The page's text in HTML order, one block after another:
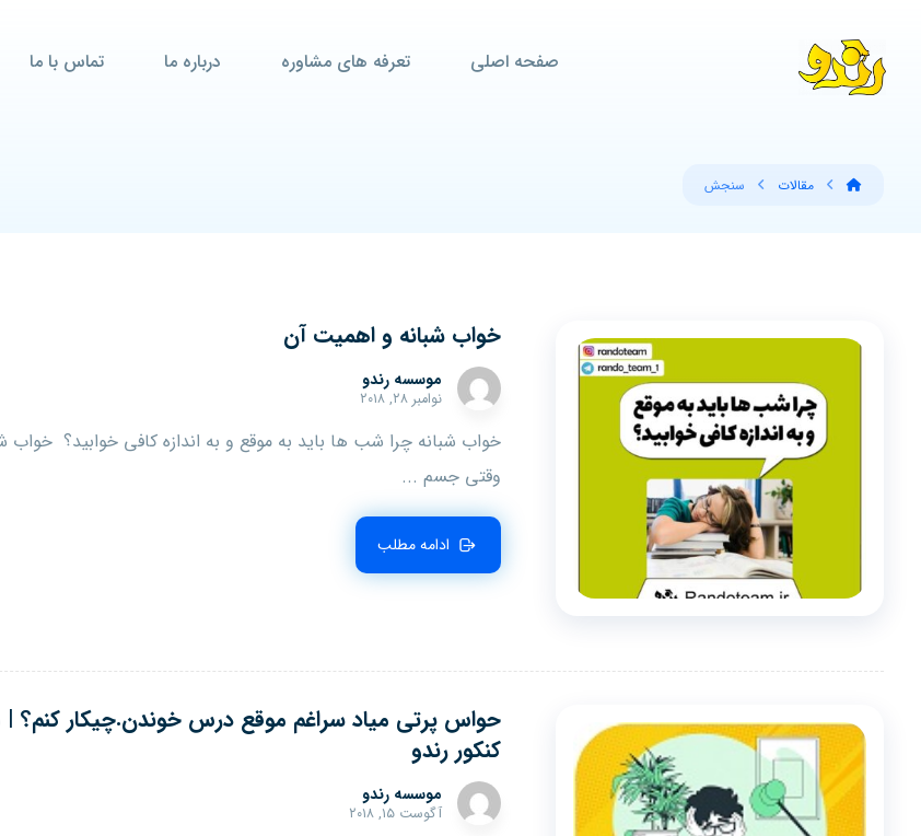
صفحه اصلی تعرفه های مشاوره درباره ما تماس با ما
مقالات سنجش
خواب شبانه و اهمیت آن
موسسه رندو
نوامبر ۲۸, ۲۰۱۸
خواب شبانه چرا شب ها باید به موقع و به اندازه کافی خوابید؟ خواب
وقتی جسم ...
ادامه مطلب
حواس پرتی میاد سراغم موقع درس خوندن.چیکار کنم؟
کنکور رندو
موسسه رندو
آگوست ۱۵, ۲۰۱۸